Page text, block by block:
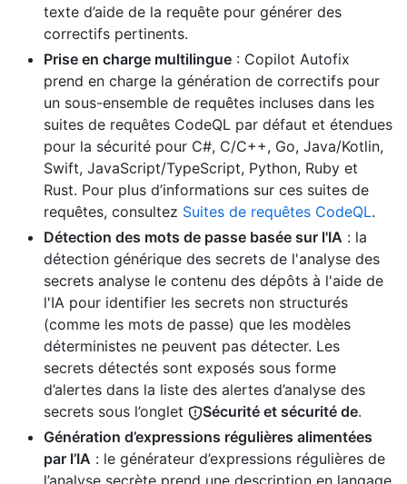
texte d’aide de la requête pour générer des
correctifs pertinents.
Prise en charge multilingue : Copilot Autofix
prend en charge la génération de correctifs pour
un sous-ensemble de requêtes incluses dans les
suites de requêtes CodeQL par défaut et étendues
pour la sécurité pour C#, C/C++, Go, Java/Kotlin,
Swift, JavaScript/TypeScript, Python, Ruby et
Rust. Pour plus d’informations sur ces suites de
requêtes, consultez Suites de requêtes CodeQL.
Détection des mots de passe basée sur l'IA : la
détection générique des secrets de l'analyse des
secrets analyse le contenu des dépôts à l'aide de
l'IA pour identifier les secrets non structurés
(comme les mots de passe) que les modèles
déterministes ne peuvent pas détecter. Les
secrets détectés sont exposés sous forme
d’alertes dans la liste des alertes d’analyse des
secrets sous l’onglet
Sécurité et sécurité de.
Génération d’expressions régulières alimentées
par l’IA : le générateur d’expressions régulières de
l’analyse secrète prend une description en langage